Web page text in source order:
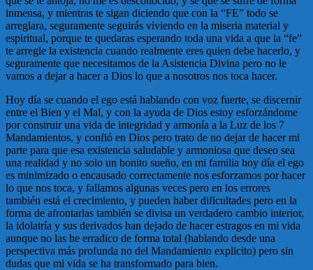
inmensa, y mientras te sigan diciendo que con la “FE” todo se
arreglara, seguramente seguirás viviendo en la miseria material y
espiritual, porque te quedaras esperando toda una vida a que la “fe”
te arregle la existencia cuando realmente eres quien debe hacerlo, y
seguramente que necesitamos de la Asistencia Divina pero no le
vamos a dejar a hacer a Dios lo que a nosotros nos toca hacer.
Hoy día se cuando el ego está hablando con voz fuerte, se discernir
entre el Bien y el Mal, y con la ayuda de Dios estoy esforzándome
por construir una vida de integridad y armonía a la Luz de los 7
Mandamientos, y confió en Dios pero trato de no dejar de hacer mi
parte para que esa existencia saludable y armoniosa que deseo sea
una realidad y no solo un bonito sueño, en mi familia hoy día el ego
es minimizado o encausado correctamente nos esforzamos por hacer
lo que nos toca, y fallamos algunas veces pero en los errores
también está el crecimiento, y pueden haber dificultades pero en la
forma de afrontarlas también se divisa un verdadero cambio interior,
la idolatría y sus derivados han dejado de hacer estragos en mi vida
aunque no las he erradico de forma total (hablando desde una
perspectiva más profunda no del Mandamiento explicito) pero sin
dudas que mi vida se ha transformado para bien.